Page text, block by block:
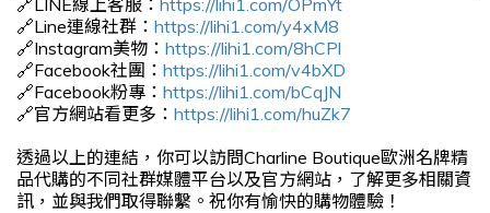
🔗Line連線社群： https://lihi1.com/y4xM8
🔗Instagram美物： https://lihi1.com/8hCPl
🔗Facebook社團： https://lihi1.com/v4bXD
🔗Facebook粉專： https://lihi1.com/bCqJN
🔗官方網站看更多： https://lihi1.com/huZk7
透過以上的連結，你可以訪問Charline Boutique歐洲名牌精
品代購的不同社群媒體平台以及官方網站，了解更多相關資
訊，並與我們取得聯繫。祝你有愉快的購物體驗！